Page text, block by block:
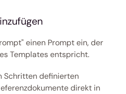
einen Prompt ein, der
Templates entspricht.
Schritten definierten
direkt in